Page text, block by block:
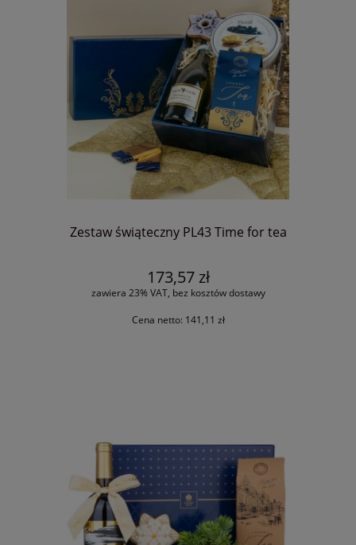
Zestaw świąteczny PL43 Time for tea
173,57 zł
zawiera 23% VAT, bez kosztów dostawy
Cena netto: 141,11 zł